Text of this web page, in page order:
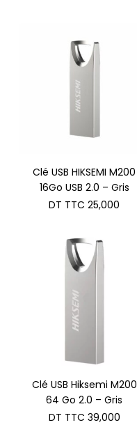
Clé USB HIKSEMI M200
16Go USB 2.0 – Gris
DT TTC 25,000
Clé USB Hiksemi M200
64 Go 2.0 – Gris
DT TTC 39,000